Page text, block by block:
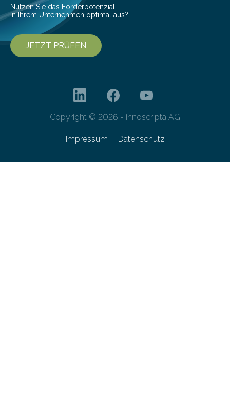
Nutzen Sie das Förderpotenzial
in Ihrem Unternehmen optimal aus?
JETZT PRÜFEN
Copyright © 2026 - innoscripta AG
Impressum Datenschutz